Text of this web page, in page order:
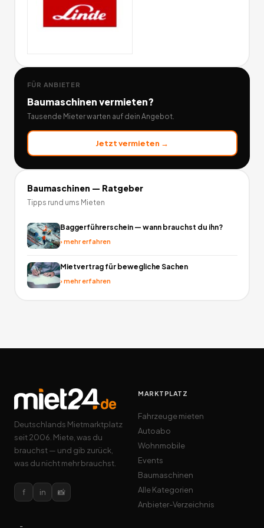
FÜR ANBIETER
Baumaschinenvermieten?
Tausende Mieter warten auf dein Angebot.
Jetzt vermieten →
Baumaschinen — Ratgeber
Tipps rund ums Mieten
Baggerführerschein — wann brauchst du ihn?
›mehr erfahren
Mietvertrag für bewegliche Sachen
›mehr erfahren
Deutschlands Mietmarktplatz
seit 2006. Miete, was du
brauchst — und gib zurück,
was du nicht mehr brauchst.
f in 📸
MARKTPLATZ
Fahrzeuge mieten
Autoabo
Wohnmobile
Events
Baumaschinen
Alle Kategorien
Anbieter-Verzeichnis